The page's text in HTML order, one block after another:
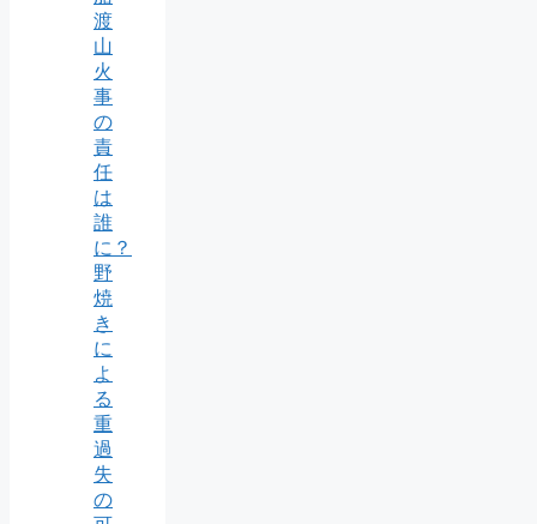
渡
山
火
事
の
責
任
は
誰
に？
野
焼
き
に
よ
る
重
過
失
の